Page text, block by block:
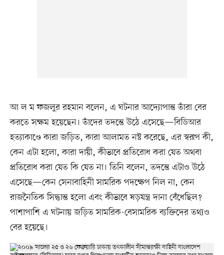
আ ল ম ফজলুর রহমান বলেন, এ ঘটনার আদ্যোপান্ত তাঁরা বের
করতে সক্ষম হয়েছেন। তাঁদের তদন্তে উঠে এসেছে—বিডিআর
হত্যাকাণ্ডে কারা জড়িত, কারা আলামত নষ্ট করেছে, এর স্বরূপ কী,
কেন এটা হলো, কারা দায়ী, কীভাবে প্রতিরোধ করা যেত অথবা
প্রতিরোধ করা যেত কি যেত না। তিনি বলেন, তদন্তে এটাও উঠে
এসেছে—কেন সেনাবাহিনী সামরিক পদক্ষেপ নিল না, কেন
রাজনৈতিক সিদ্ধান্ত হলো এবং কীভাবে ষড়যন্ত্র দানা বেঁধেছিল?
পাশাপাশি এ ঘটনায় জড়িত সামরিক-বেসামরিক ব্যক্তিদের তথ্যও
বের হয়েছে।